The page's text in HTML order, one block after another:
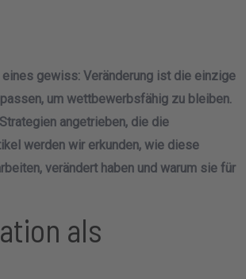
gewiss: Veränderung ist die einzige
um wettbewerbsfähig zu bleiben.
angetrieben, die die
werden wir erkunden, wie diese
verändert haben und warum sie für
als